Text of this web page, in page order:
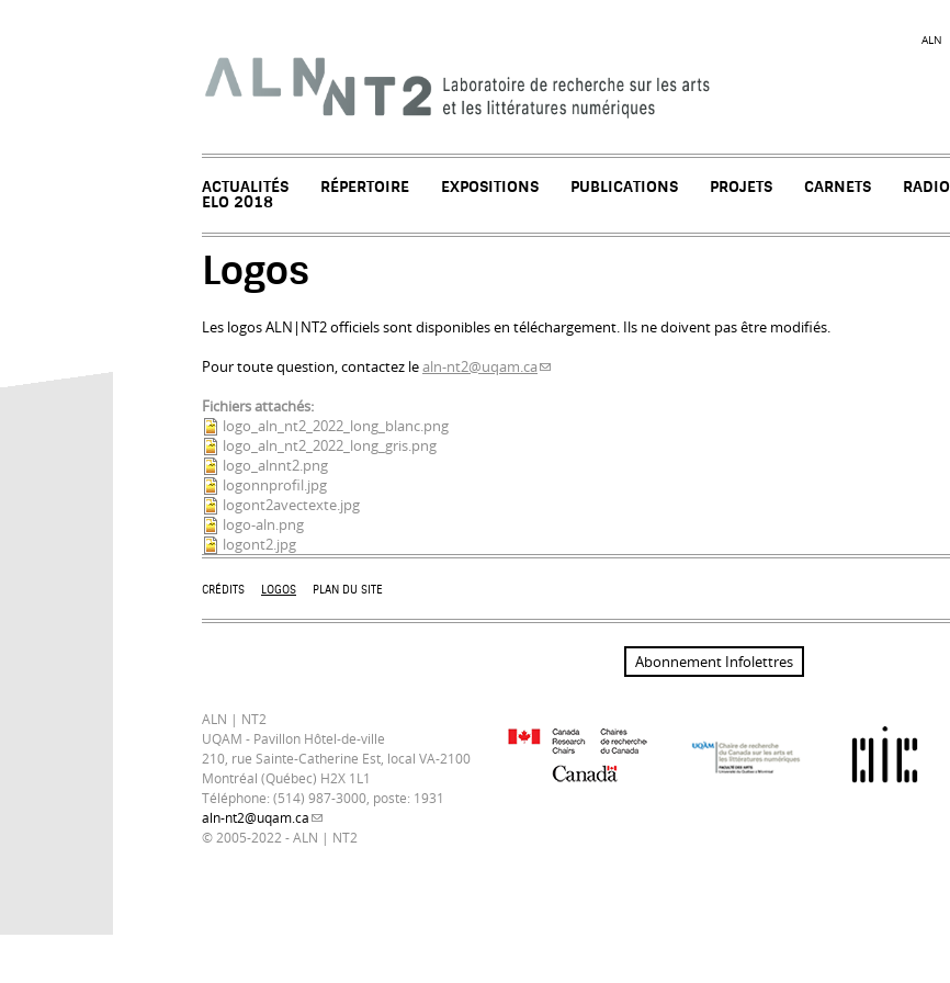
ALN
Logos
Les logos ALN|NT2 officiels sont disponibles en téléchargement. Ils ne doivent pas être modifiés.
Pour toute question, contactez lealn-nt2@uqam.ca(link sends e-mail)
Fichiers attachés:
logo_aln_nt2_2022_long_blanc.png
logo_aln_nt2_2022_long_gris.png
logo_alnnt2.png
logonnprofil.jpg
logont2avectexte.jpg
logo-aln.png
logont2.jpg
ACTUALITÉS RÉPERTOIRE EXPOSITIONS PUBLICATIONS PROJETS CARNETS
ELO 2018
CRÉDITS LOGOS PLAN DU SITE
Abonnement Infolettres
ALN | NT2
UQAM - Pavillon Hôtel-de-ville
210, rue Sainte-Catherine Est, local VA-2100
Montréal (Québec) H2X 1L1
Téléphone: (514) 987-3000, poste: 1931
aln-nt2@uqam.ca(link sends e-mail)
© 2005-2022 - ALN | NT2